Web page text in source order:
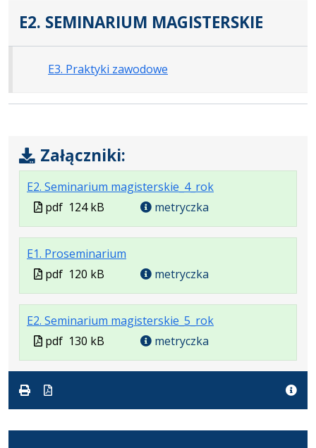
E2. SEMINARIUM MAGISTERSKIE
E3. Praktyki zawodowe
Załączniki:
E2. Seminarium magisterskie_4_rok.
formacie:
.
124
.
w
Plik
w
formacie
pdf 124 kB metryczka
E1. Proseminarium
Plik
formacie:
pdf
Rozmiar
120
kB
Otwiera
w
nowej
karcie.
Plik
w
formacie
pdf 120 kB metryczka
E2. Seminarium magisterskie_5_rok.
formacie:
.
130
.
w
Plik
w
formacie
pdf 130 kB metryczka